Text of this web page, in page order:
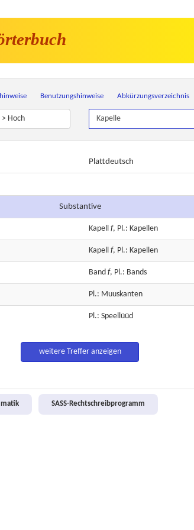
Benutzungshinweise Abkürzungsverzeichnis
Hoch
Plattdeutsch
Substantive
Kapell f, Pl.: Kapellen
Kapell f, Pl.: Kapellen
Band f, Pl.: Bands
Pl.: Muuskanten
Pl.: Speellüüd
weitere Treffer anzeigen
SASS-Rechtschreibprogramm